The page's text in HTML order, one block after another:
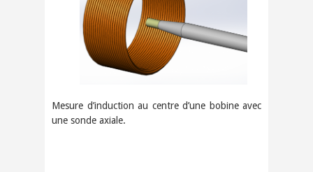
Mesure d’induction au centre d’une bobine avec
une sonde axiale.